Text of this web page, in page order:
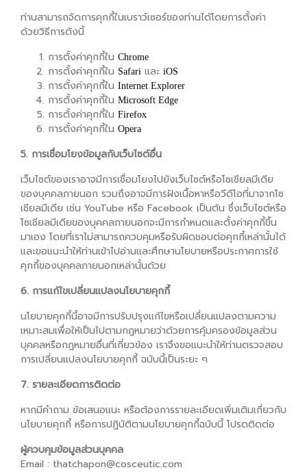
ท่านสามารถจัดการคุกกี้ในเบราว์เซอร์ของท่านได้โดยการตั้งค่า
ด้วยวิธีการดังนี้
การตั้งค่าคุกกี้ใน Chrome
การตั้งค่าคุกกี้ใน Safari และ iOS
การตั้งค่าคุกกี้ใน Internet Explorer
การตั้งค่าคุกกี้ใน Microsoft Edge
การตั้งค่าคุกกี้ใน Firefox
การตั้งค่าคุกกี้ใน Opera
5. การเชื่อมโยงข้อมูลกับเว็บไซต์อื่น
เว็บไซต์ของเราอาจมีการเชื่อมโยงไปยังเว็บไซต์หรือโซเชียลมีเดีย
ของบุคคลภายนอก รวมถึงอาจมีการฝังเนื้อหาหรือวีดีโอที่มาจากโซ
เชียลมีเดีย เช่น YouTube หรือ Facebook เป็นต้น ซึ่งเว็บไซต์หรือ
โซเชียลมีเดียของบุคคลภายนอกจะมีการกำหนดและตั้งค่าคุกกี้ขึ้น
มาเอง โดยที่เราไม่สามารถควบคุมหรือรับผิดชอบต่อคุกกี้เหล่านั้นได้
และขอแนะนำให้ท่านเข้าไปอ่านและศึกษานโยบายหรือประกาศการใช้
คุกกี้ของบุคคลภายนอกเหล่านั้นด้วย
6. การแก้ไขเปลี่ยนแปลงนโยบายคุกกี้
นโยบายคุกกี้นี้อาจมีการปรับปรุงแก้ไขหรือเปลี่ยนแปลงตามความ
เหมาะสมเพื่อให้เป็นไปตามกฎหมายว่าด้วยการคุ้มครองข้อมูลส่วน
บุคคลหรือกฎหมายอื่นที่เกี่ยวข้อง เราจึงขอแนะนำให้ท่านตรวจสอบ
การเปลี่ยนแปลงนโยบายคุกกี้ ฉบับนี้เป็นระยะ ๆ
7. รายละเอียดการติดต่อ
หากมีคำถาม ข้อเสนอแนะ หรือต้องการรายละเอียดเพิ่มเติมเกี่ยวกับ
นโยบายคุกกี้ หรือการปฏิบัติตามนโยบายคุกกี้ฉบับนี้ โปรดติดต่อ
ผู้ควบคุมข้อมูลส่วนบุคคล
Email : thatchapon@cosceutic.com